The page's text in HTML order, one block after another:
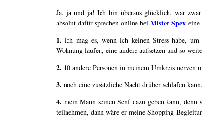
Ja, ja und ja! Ich bin überaus glücklich, war
absolut dafür sprechen online bei Mister Spex eine
1. ich mag es, wenn ich keinen Stress habe,
Wohnung laufen, eine andere aufsetzen und so
2. 10 andere Personen in meinem Umkreis nerven
3. noch eine zusätzliche Nacht drüber schlafen kann.
4. mein Mann seinen Senf dazu geben kann,
teilnehmen, dann wäre er meine Shopping-